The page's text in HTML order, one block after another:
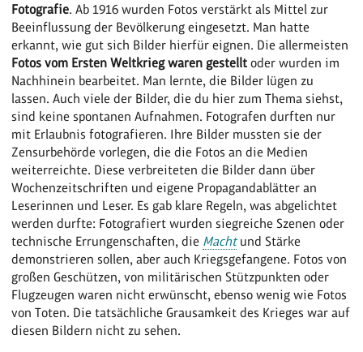
Fotografie. Ab 1916 wurden Fotos verstärkt als Mittel zur
Beeinflussung der Bevölkerung eingesetzt. Man hatte
erkannt, wie gut sich Bilder hierfür eignen. Die allermeisten
Fotos vom Ersten Weltkrieg waren gestellt oder wurden im
Nachhinein bearbeitet. Man lernte, die Bilder lügen zu
lassen. Auch viele der Bilder, die du hier zum Thema siehst,
sind keine spontanen Aufnahmen. Fotografen durften nur
mit Erlaubnis fotografieren. Ihre Bilder mussten sie der
Zensurbehörde vorlegen, die die Fotos an die Medien
weiterreichte. Diese verbreiteten die Bilder dann über
Wochenzeitschriften und eigene Propagandablätter an
Leserinnen und Leser. Es gab klare Regeln, was abgelichtet
werden durfte: Fotografiert wurden siegreiche Szenen oder
technische Errungenschaften, die Machtund Stärke
demonstrieren sollen, aber auch Kriegsgefangene. Fotos von
großen Geschützen, von militärischen Stützpunkten oder
Flugzeugen waren nicht erwünscht, ebenso wenig wie Fotos
von Toten. Die tatsächliche Grausamkeit des Krieges war auf
diesen Bildern nicht zu sehen.